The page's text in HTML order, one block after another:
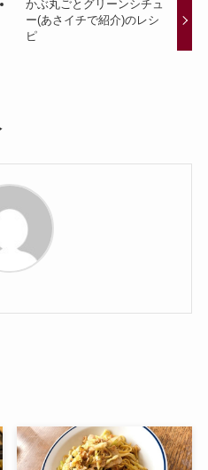
かぶ丸ごとグリーンシチュ
ー(あさイチで紹介)のレシ
ピ